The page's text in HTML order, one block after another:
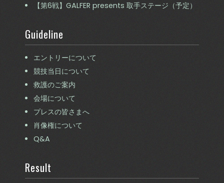
【第6戦】GALFER presents 取手ステージ（予定）
Guideline
エントリーについて
競技当日について
救護のご案内
会場について
プレスの皆さまへ
肖像権について
Q&A
Result